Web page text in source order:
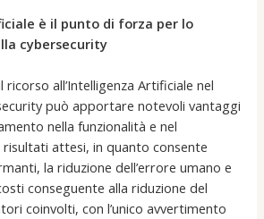
è il punto di forza per lo
cybersecurity
ricorso all’Intelligenza Artificiale nel
può apportare notevoli vantaggi
nella funzionalità e nel
attesi, in quanto consente
la riduzione dell’errore umano e
conseguente alla riduzione del
coinvolti, con l’unico avvertimento